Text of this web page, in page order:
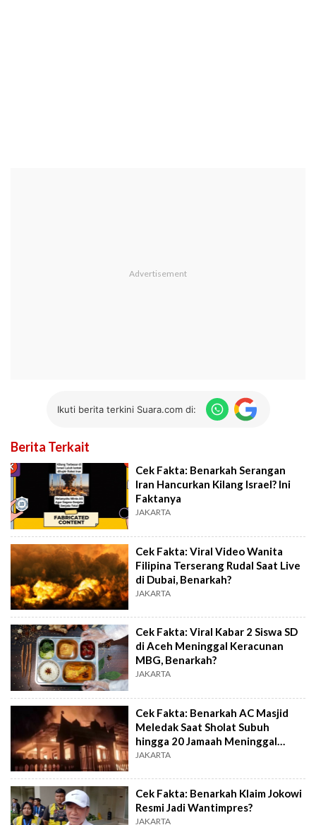
Ikuti berita terkini Suara.com di:
Berita Terkait
Cek Fakta: Benarkah Serangan
Iran Hancurkan Kilang Israel? Ini
Faktanya
JAKARTA
Cek Fakta: Viral Video Wanita
Filipina Terserang Rudal Saat Live
di Dubai, Benarkah?
JAKARTA
Cek Fakta: Viral Kabar 2 Siswa SD
di Aceh Meninggal Keracunan
MBG, Benarkah?
JAKARTA
Cek Fakta: Benarkah AC Masjid
Meledak Saat Sholat Subuh
hingga 20 Jamaah Meninggal
Dunia?
JAKARTA
Cek Fakta: Benarkah Klaim Jokowi
Resmi Jadi Wantimpres?
JAKARTA